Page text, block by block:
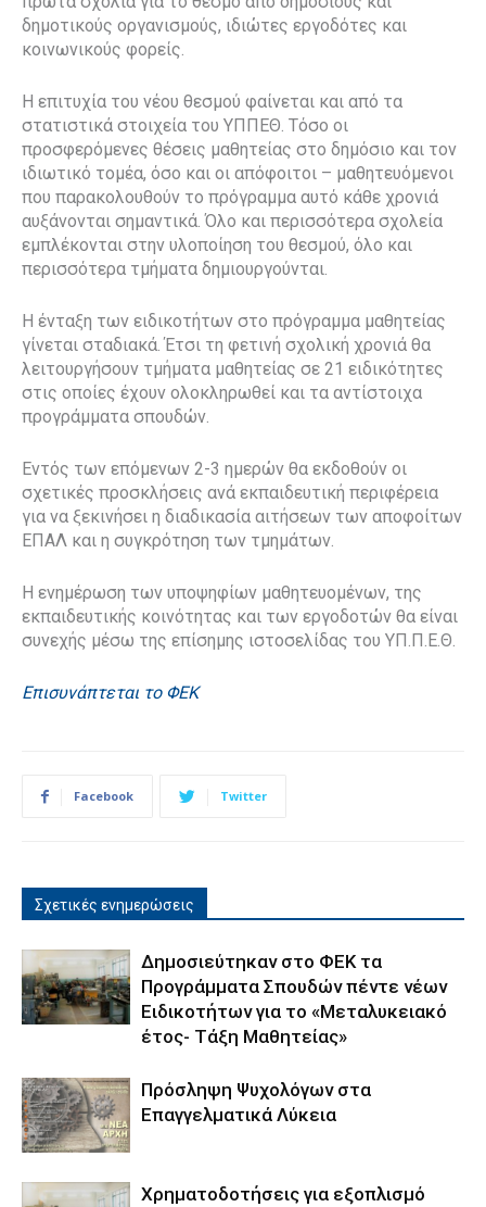
δημοτικούς οργανισμούς, ιδιώτες εργοδότες και
κοινωνικούς φορείς.
Η επιτυχία του νέου θεσμού φαίνεται και από τα
στατιστικά στοιχεία του ΥΠΠΕΘ. Τόσο οι
προσφερόμενες θέσεις μαθητείας στο δημόσιο και τον
ιδιωτικό τομέα, όσο και οι απόφοιτοι – μαθητευόμενοι
που παρακολουθούν το πρόγραμμα αυτό κάθε χρονιά
αυξάνονται σημαντικά. Όλο και περισσότερα σχολεία
εμπλέκονται στην υλοποίηση του θεσμού, όλο και
περισσότερα τμήματα δημιουργούνται.
Η ένταξη των ειδικοτήτων στο πρόγραμμα μαθητείας
γίνεται σταδιακά. Έτσι τη φετινή σχολική χρονιά θα
λειτουργήσουν τμήματα μαθητείας σε 21 ειδικότητες
στις οποίες έχουν ολοκληρωθεί και τα αντίστοιχα
προγράμματα σπουδών.
Εντός των επόμενων 2-3 ημερών θα εκδοθούν οι
σχετικές προσκλήσεις ανά εκπαιδευτική περιφέρεια
για να ξεκινήσει η διαδικασία αιτήσεων των αποφοίτων
ΕΠΑΛ και η συγκρότηση των τμημάτων.
Η ενημέρωση των υποψηφίων μαθητευομένων, της
εκπαιδευτικής κοινότητας και των εργοδοτών θα είναι
συνεχής μέσω της επίσημης ιστοσελίδας του ΥΠ.Π.Ε.Θ.
Επισυνάπτεται το ΦΕΚ
Facebook Twitter
Σχετικές ενημερώσεις
Δημοσιεύτηκαν στο ΦΕΚ τα
Προγράμματα Σπουδών πέντε νέων
Ειδικοτήτων για το «Μεταλυκειακό
έτος- Τάξη Μαθητείας»
Πρόσληψη Ψυχολόγων στα
Επαγγελματικά Λύκεια
Χρηματοδοτήσεις για εξοπλισμό